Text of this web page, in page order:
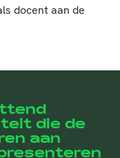
docent aan de
die de
aan